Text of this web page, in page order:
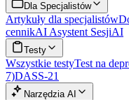
Dla Specjalistów
Artykuły dla specjalistów
cennikAI Asystent SesjiAI
Testy
Wszystkie testyTest na
7)DASS-21
Narzędzia AI